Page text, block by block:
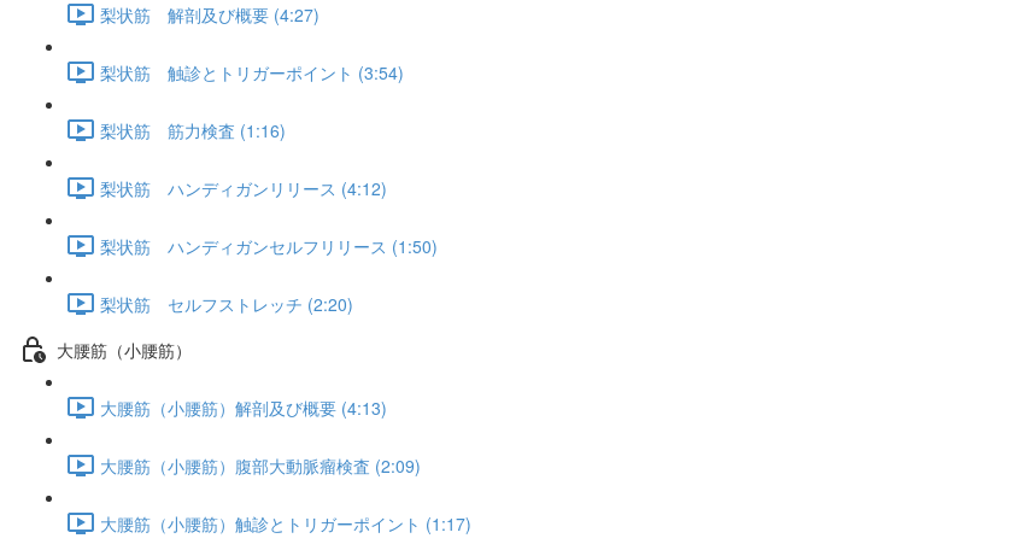
梨状筋 解剖及び概要 (4:27)
梨状筋 触診とトリガーポイント (3:54)
梨状筋 筋力検査 (1:16)
梨状筋 ハンディガンリリース (4:12)
梨状筋 ハンディガンセルフリリース (1:50)
梨状筋 セルフストレッチ (2:20)
大腰筋（小腰筋）
大腰筋（小腰筋）解剖及び概要 (4:13)
大腰筋（小腰筋）腹部大動脈瘤検査 (2:09)
大腰筋（小腰筋）触診とトリガーポイント (1:17)